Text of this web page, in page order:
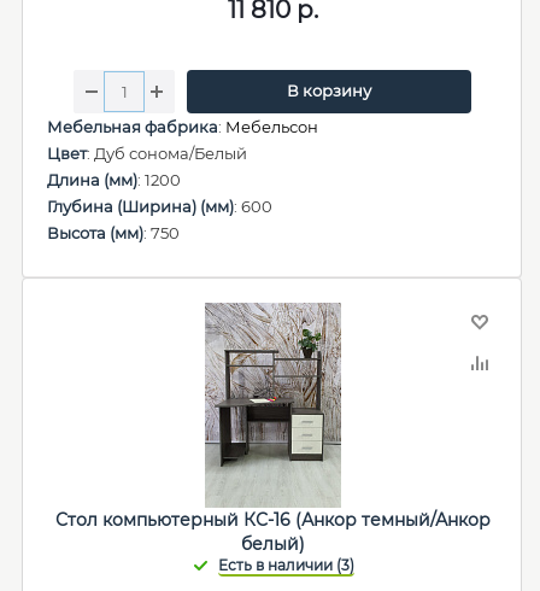
11 810р.
В корзину
Мебельная фабрика: Мебельсон
Цвет: Дуб сонома/Белый
Длина (мм): 1200
Глубина (Ширина) (мм): 600
Высота (мм): 750
Стол компьютерный КС-16 (Анкор темный/Анкор
белый)